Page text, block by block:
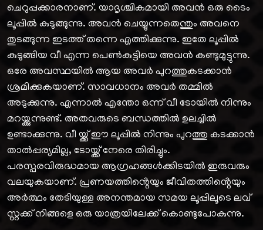
ചെറുപ്പക്കാരനാണ്. യാദൃശ്ചികമായി അവന്‍ ഒരു ടൈം
ലൂപ്പില്‍ കുടുങ്ങുന്നു. അവന്‍ ചെയ്യുന്നതെന്തും അവനെ
തുടങ്ങുന്ന ഇടത്ത് തന്നെ എത്തിക്കുന്നു. ഇതേ ലൂപ്പില്‍
കുടുങ്ങിയ വീ എന്ന പെണ്‍കുട്ടിയെ അവന്‍ കണ്ടുമുട്ടുന്നു.
ഒരേ അവസ്ഥയില്‍ ആയ അവര്‍ പുറത്തുകടക്കാന്‍
ശ്രമിക്കുകയാണ്. സാവധാനം അവര്‍ തമ്മില്‍
അടുക്കുന്നു. എന്നാല്‍ എന്തോ ഒന്ന് വീ ടോയില്‍ നിന്നും
മറയ്ക്കുന്നുണ്ട്. അതവരുടെ ബന്ധത്തില്‍ ഉലച്ചില്‍
ഉണ്ടാക്കുന്നു. വീ യ്ക്ക് ഈ ലൂപ്പില്‍ നിന്നും പുറത്തു കടക്കാന്‍
താല്‍പ്പര്യമില്ല, ടോയ്ക്ക് നേരെ തിരിച്ചും.
പരസ്പരവിരുദ്ധമായ ആഗ്രഹങ്ങൾക്കിടയിൽ ഇരുവരും
വലയുകയാണ്. പ്രണയത്തിൻ്റെയും ജീവിതത്തിൻ്റെയും
അർത്ഥം തേടിയുള്ള അനന്തമായ സമയ ലൂപ്പിലൂടെ ലവ്
സ്റ്റക്ക് നിങ്ങളെ ഒരു യാത്രയിലേക്ക് കൊണ്ടുപോകുന്നു.